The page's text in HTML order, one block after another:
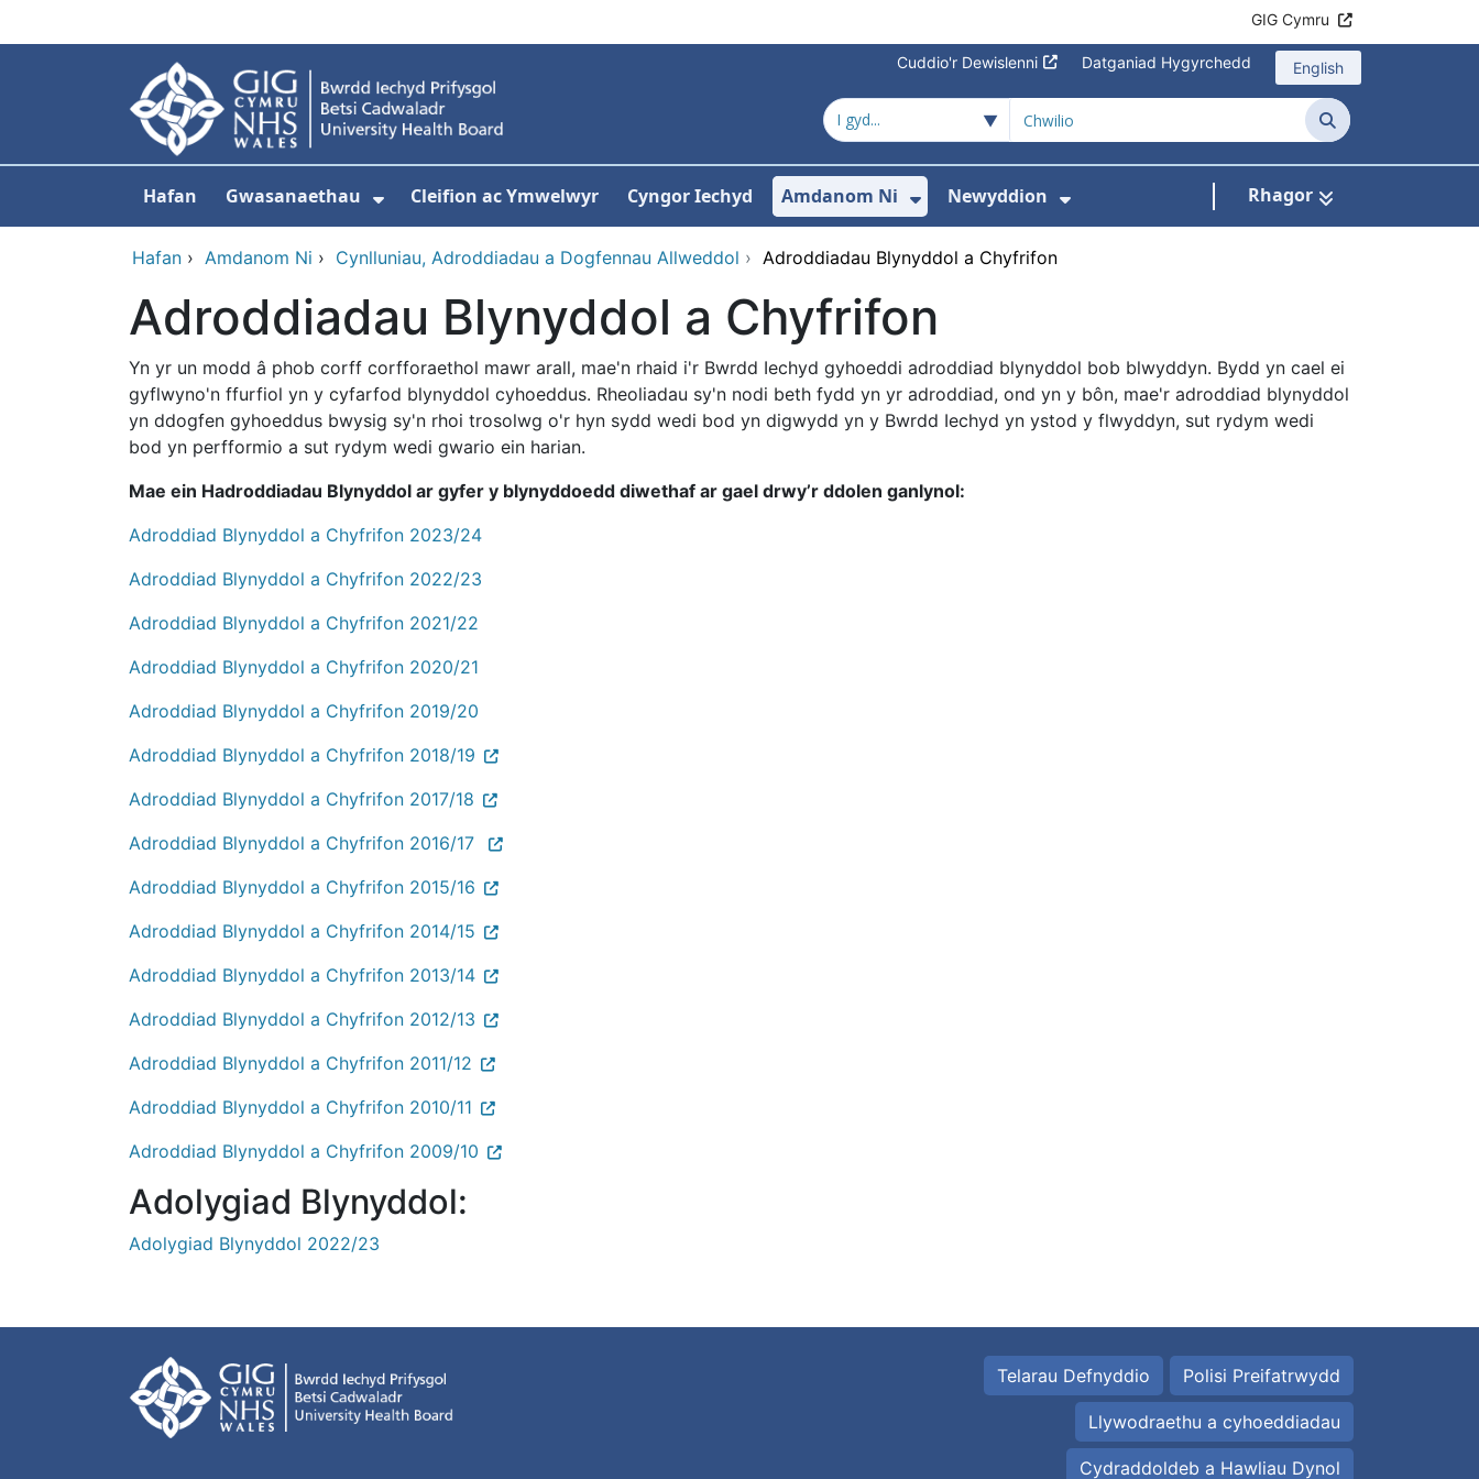
GIG Cymru
Cuddio'r Dewislenni Datganiad Hygyrchedd English
Chwilio
Hafan Gwasanaethau
Dangos isddewislen ar gyfer Gwasanaethau
Cleifion ac Ymwelwyr Cyngor Iechyd Amdanom Ni
Dangos isddewislen ar gyfer Amdanom Ni
Newyddion Rhagor
Hafan › Amdanom Ni › Cynlluniau, Adroddiadau a Dogfennau Allweddol › Adroddiadau Blynyddol a Chyfrifon
Adroddiadau Blynyddol a Chyfrifon
Yn yr un modd â phob corff corfforaethol mawr arall, mae'n rhaid i'r Bwrdd Iechyd gyhoeddi adroddiad blynyddol bob blwyddyn. Bydd yn cael ei
gyflwyno'n ffurfiol yn y cyfarfod blynyddol cyhoeddus. Rheoliadau sy'n nodi beth fydd yn yr adroddiad, ond yn y bôn, mae'r adroddiad blynyddol
yn ddogfen gyhoeddus bwysig sy'n rhoi trosolwg o'r hyn sydd wedi bod yn digwydd yn y Bwrdd Iechyd yn ystod y flwyddyn, sut rydym wedi
bod yn perfformio a sut rydym wedi gwario ein harian.
Mae ein Hadroddiadau Blynyddol ar gyfer y blynyddoedd diwethaf ar gael drwy’r ddolen ganlynol:
Adroddiad Blynyddol a Chyfrifon 2023/24
Adroddiad Blynyddol a Chyfrifon 2022/23
Adroddiad Blynyddol a Chyfrifon 2021/22
Adroddiad Blynyddol a Chyfrifon 2020/21
Adroddiad Blynyddol a Chyfrifon 2019/20
Adroddiad Blynyddol a Chyfrifon 2018/19
Adroddiad Blynyddol a Chyfrifon 2017/18
Adroddiad Blynyddol a Chyfrifon 2016/17
Adroddiad Blynyddol a Chyfrifon 2015/16
Adroddiad Blynyddol a Chyfrifon 2014/15
Adroddiad Blynyddol a Chyfrifon 2013/14
Adroddiad Blynyddol a Chyfrifon 2012/13
Adroddiad Blynyddol a Chyfrifon 2011/12
Adroddiad Blynyddol a Chyfrifon 2010/11
Adroddiad Blynyddol a Chyfrifon 2009/10
Adolygiad Blynyddol:
Adolygiad Blynyddol 2022/23
Telarau Defnyddio Polisi Preifatrwydd
Llywodraethu a cyhoeddiadau
Cydraddoldeb a Hawliau Dynol